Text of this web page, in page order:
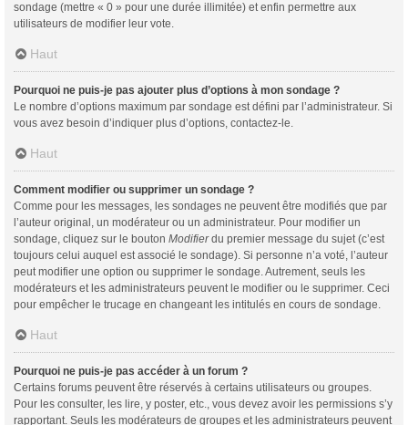
sondage (mettre « 0 » pour une durée illimitée) et enfin permettre aux
utilisateurs de modifier leur vote.
Haut
Pourquoi ne puis-je pas ajouter plus d’options à mon sondage ?
Le nombre d’options maximum par sondage est défini par l’administrateur. Si
vous avez besoin d’indiquer plus d’options, contactez-le.
Haut
Comment modifier ou supprimer un sondage ?
Comme pour les messages, les sondages ne peuvent être modifiés que par
l’auteur original, un modérateur ou un administrateur. Pour modifier un
sondage, cliquez sur le bouton Modifierdu premier message du sujet (c’est
toujours celui auquel est associé le sondage). Si personne n’a voté, l’auteur
peut modifier une option ou supprimer le sondage. Autrement, seuls les
modérateurs et les administrateurs peuvent le modifier ou le supprimer. Ceci
pour empêcher le trucage en changeant les intitulés en cours de sondage.
Haut
Pourquoi ne puis-je pas accéder à un forum ?
Certains forums peuvent être réservés à certains utilisateurs ou groupes.
Pour les consulter, les lire, y poster, etc., vous devez avoir les permissions s’y
rapportant. Seuls les modérateurs de groupes et les administrateurs peuvent